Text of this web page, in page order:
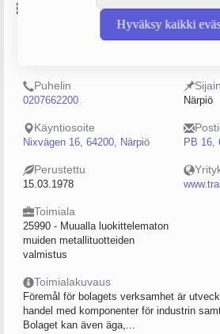
Hyväksy kaikki
Perustiedot
Puhelin
0207662200 Närpiö
Käyntiosoite
Nixvägen 16, 64200, Närpiö PB 16,
Perustettu
15.03.1978
Toimiala
25990 - Muualla luokittelematon
muiden metallituotteiden
valmistus
Toimialakuvaus
Föremål för bolagets verksamhet är
handel med komponenter för industrin
Bolaget kan även äga,...